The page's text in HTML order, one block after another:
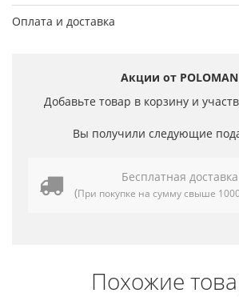
Оплата и доставка
Акции от POLOMAN
Добавьте товар в корзину и
Вы получили следующие
Бесплатная доставка
(При покупке на сумму свыше
Похожие